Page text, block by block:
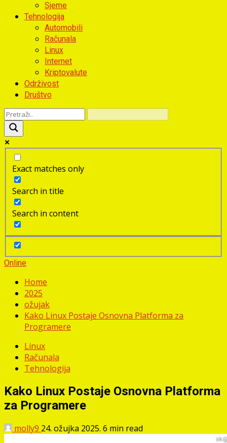
Sjeme
Tehnologija
Automobili
Računala
Linux
Internet
Kriptovalute
Održivost
Društvo
Exact matches only
Search in title
Search in content
Online
Home
2025
ožujak
Kako Linux Postaje Osnovna Platforma za
Programere
Linux
Računala
Tehnologija
Kako Linux Postaje Osnovna Platforma
za Programere
molly9 24. ožujka 2025. 6 min read